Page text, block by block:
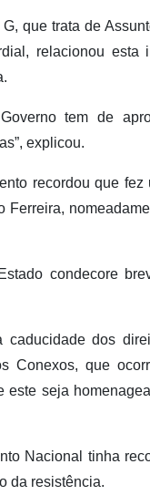
que trata de
relacionou esta
tem de
explicou.
recordou que
Ferreira,
condecore
caducidade dos
Conexos, que
este seja
Nacional tinha
da resistência.